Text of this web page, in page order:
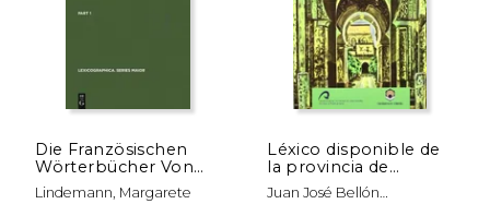
Die Französischen
Wörterbücher Von
Den Anfängen Bis
1600: Entstehung
Lindemann, Margarete
Léxico disponible de
la provincia de
Córdoba
Juan José Bellón